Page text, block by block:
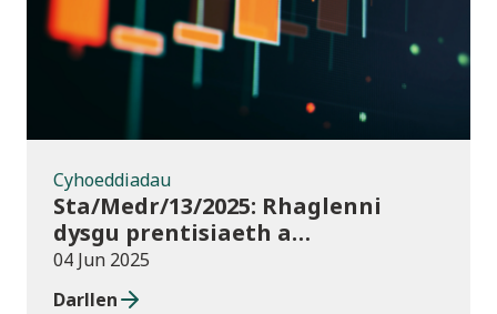
Cyhoeddiadau
Sta/Medr/13/2025: Rhaglenni
dysgu prentisiaeth a
ddechreuwyd: Tachwedd 2024 i
Ionawr 2025
04 Jun 2025
Darllen